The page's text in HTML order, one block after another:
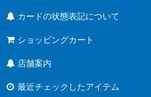
カードの状態表記について
ショッピングカート
店舗案内
最近チェックしたアイテム